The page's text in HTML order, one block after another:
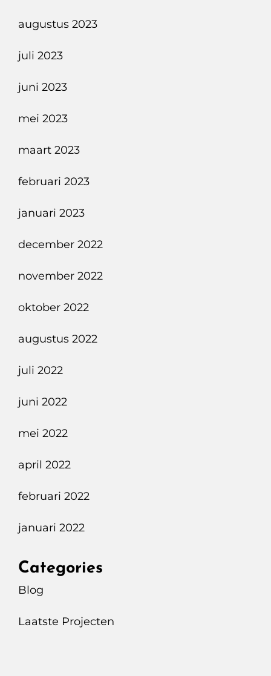
augustus 2023
juli 2023
juni 2023
mei 2023
maart 2023
februari 2023
januari 2023
december 2022
november 2022
oktober 2022
augustus 2022
juli 2022
juni 2022
mei 2022
april 2022
februari 2022
januari 2022
Categories
Blog
Laatste Projecten